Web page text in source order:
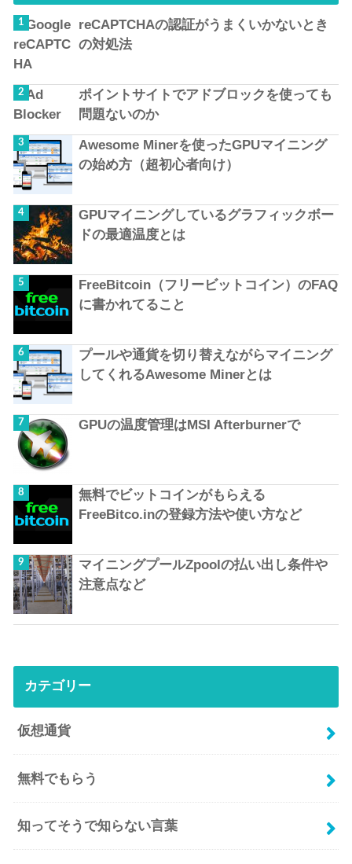
reCAPTCHAの認証がうまくいかないとき
の対処法
ポイントサイトでアドブロックを使っても
問題ないのか
Awesome Minerを使ったGPUマイニング
の始め方（超初心者向け）
GPUマイニングしているグラフィックボー
ドの最適温度とは
FreeBitcoin（フリービットコイン）のFAQ
に書かれてること
プールや通貨を切り替えながらマイニング
してくれるAwesome Minerとは
GPUの温度管理はMSI Afterburnerで
無料でビットコインがもらえる
FreeBitco.inの登録方法や使い方など
マイニングプールZpoolの払い出し条件や
注意点など
カテゴリー
仮想通貨
無料でもらう
知ってそうで知らない言葉